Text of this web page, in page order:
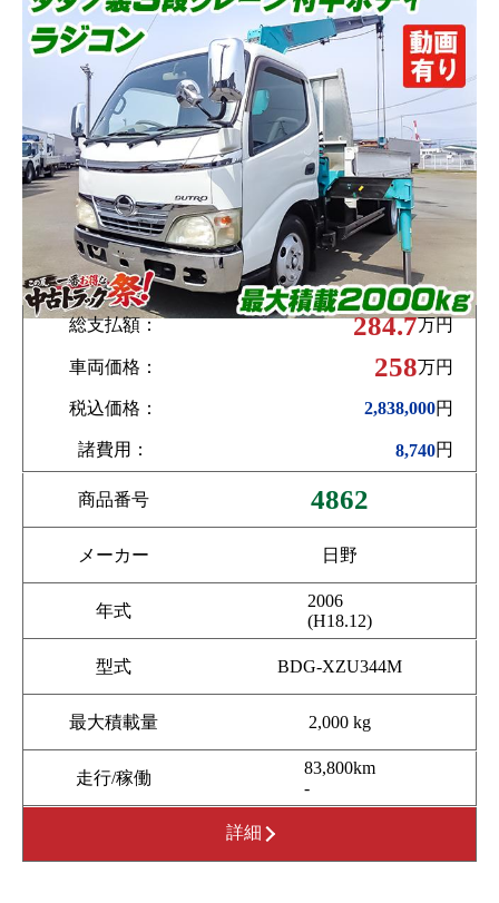
総支払額： 284.7万円
車両価格： 258万円
税込価格： 2,838,000円
諸費用： 8,740円
商品番号 4862
メーカー 日野
年式
2006
(H18.12)
型式 BDG-XZU344M
最大積載量 2,000 kg
走行/稼働
83,800km
-
詳細